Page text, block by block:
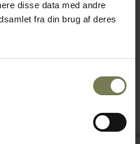
disse data med andre
fra din brug af deres
KWC forbruser til væg med
S-tud, to-huls
Læg i kurv